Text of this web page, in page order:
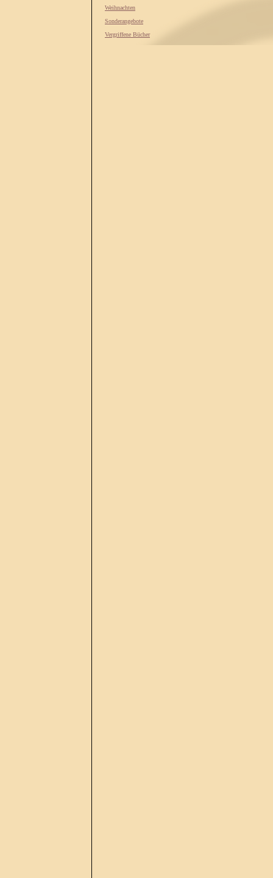
Weihnachten
Sonderangebote
Vergriffene Bücher